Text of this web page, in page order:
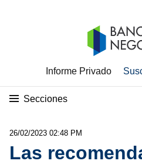
Informe Privado
Secciones
26/02/2023 02:48 PM
Las